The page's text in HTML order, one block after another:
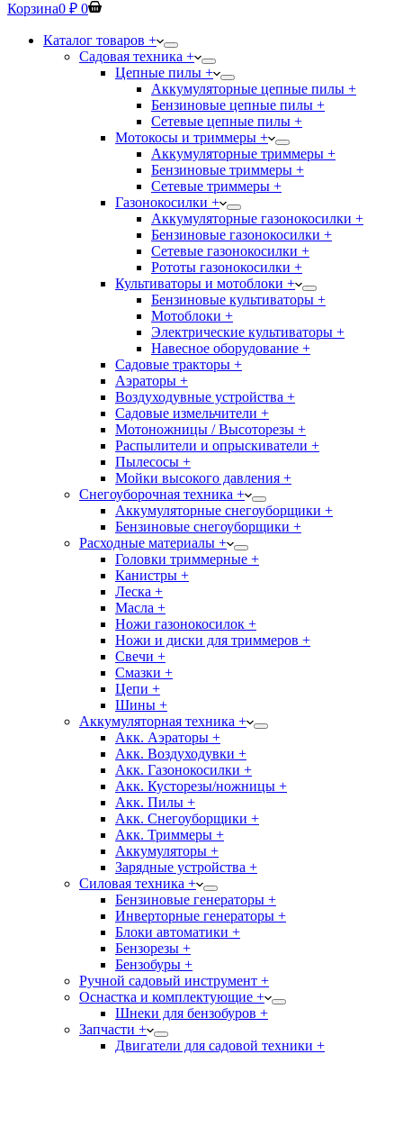
Корзина0 ₽ 0
Каталог товаров +
Садовая техника +
Цепные пилы +
Аккумуляторные цепные пилы +
Бензиновые цепные пилы +
Сетевые цепные пилы +
Мотокосы и триммеры +
Аккумуляторные триммеры +
Бензиновые триммеры +
Сетевые триммеры +
Газонокосилки +
Аккумуляторные газонокосилки +
Бензиновые газонокосилки +
Сетевые газонокосилки +
Рототы газонокосилки +
Культиваторы и мотоблоки +
Бензиновые культиваторы +
Мотоблоки +
Электрические культиваторы +
Навесное оборудование +
Садовые тракторы +
Аэраторы +
Воздуходувные устройства +
Садовые измельчители +
Мотоножницы / Высоторезы +
Распылители и опрыскиватели +
Пылесосы +
Мойки высокого давления +
Снегоуборочная техника +
Аккумуляторные снегоуборщики +
Бензиновые снегоуборщики +
Расходные материалы +
Головки триммерные +
Канистры +
Леска +
Масла +
Ножи газонокосилок +
Ножи и диски для триммеров +
Свечи +
Смазки +
Цепи +
Шины +
Аккумуляторная техника +
Акк. Аэраторы +
Акк. Воздуходувки +
Акк. Газонокосилки +
Акк. Кусторезы/ножницы +
Акк. Пилы +
Акк. Снегоуборщики +
Акк. Триммеры +
Аккумуляторы +
Зарядные устройства +
Силовая техника +
Бензиновые генераторы +
Инверторные генераторы +
Блоки автоматики +
Бензорезы +
Бензобуры +
Ручной садовый инструмент +
Оснастка и комплектующие +
Шнеки для бензобуров +
Запчасти +
Двигатели для садовой техники +